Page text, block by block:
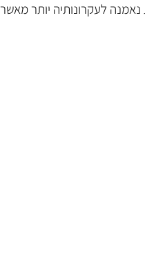
לעקרונותיה יותר מאשר